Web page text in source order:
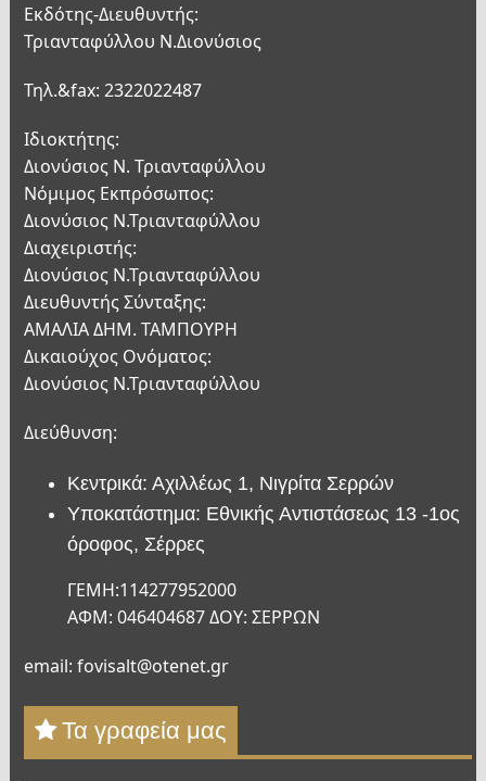
Εκδότης-Διευθυντής:
Τριανταφύλλου Ν.Διονύσιος
Τηλ.&fax: 2322022487
Ιδιοκτήτης:
Διονύσιος Ν. Τριανταφύλλου
Νόμιμος Εκπρόσωπος:
Διονύσιος Ν.Τριανταφύλλου
Διαχειριστής:
Διονύσιος Ν.Τριανταφύλλου
Διευθυντής Σύνταξης:
ΑΜΑΛΙΑ ΔΗΜ. ΤΑΜΠΟΥΡΗ
Δικαιούχος Ονόματος:
Διονύσιος Ν.Τριανταφύλλου
Διεύθυνση:
Κεντρικά: Αχιλλέως 1, Νιγρίτα Σερρών
Υποκατάστημα: Εθνικής Αντιστάσεως 13 -1ος
όροφος, Σέρρες
ΓΕΜΗ:114277952000
ΑΦΜ: 046404687 ΔΟΥ: ΣΕΡΡΩΝ
email: fovisalt@otenet.gr
Τα γραφεία μας